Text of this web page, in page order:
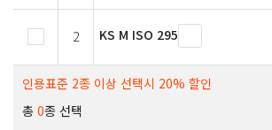
2 KS M ISO 295
인용표준 2종 이상 선택시 20% 할인
총 0종 선택